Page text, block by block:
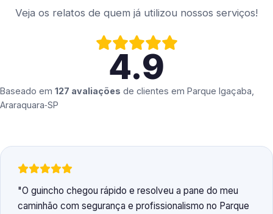
Veja os relatos de quem já utilizou nossos serviços!
4.9
Baseado em 127 avaliações de clientes em Parque Igaçaba,
Araraquara‑SP
O guincho chegou rápido e resolveu a pane do meu
caminhão com segurança e profissionalismo no Parque